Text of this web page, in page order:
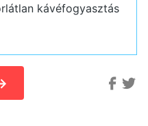
kávéfogyasztás